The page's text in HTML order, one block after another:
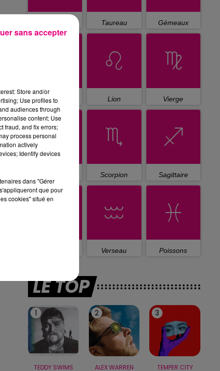
Taureau Gémeaux
Cancer Lion Vierge
Scorpion Sagittaire
Verseau Poissons
LE TOP
1
TEDDY SWIMS
2
ALEX WARREN
3
TEMPER CITY
Store and/or
Use profiles to
audiences through
content; Use
fraud, and fix errors;
process personal
actively
Identify devices
dans "Gérer
que pour
cookies" situé en
sans accepter